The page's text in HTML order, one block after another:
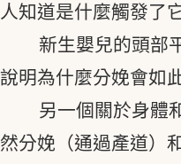
人知道是什麼觸發了
新生嬰兒的頭部
說明為什麼分娩會如
另一個關於身體
然分娩（通過產道）